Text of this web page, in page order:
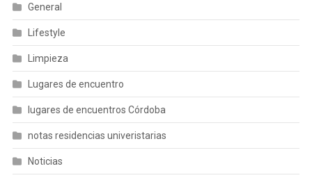
General
Lifestyle
Limpieza
Lugares de encuentro
lugares de encuentros Córdoba
notas residencias univeristarias
Noticias